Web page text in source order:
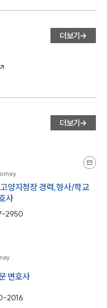
예약
더보기
더보기
양지청장 경력,형사/학교
사
2950
변호사
2016